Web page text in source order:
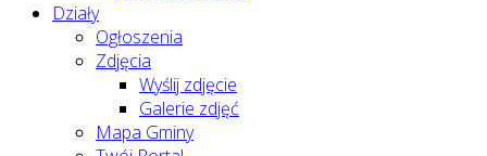
Działy
Ogłoszenia
Zdjęcia
Wyślij zdjęcie
Galerie zdjęć
Mapa Gminy